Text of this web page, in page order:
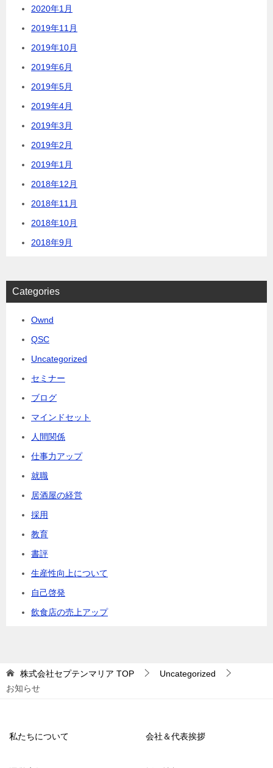
2020年1月
2019年11月
2019年10月
2019年6月
2019年5月
2019年4月
2019年3月
2019年2月
2019年1月
2018年12月
2018年11月
2018年10月
2018年9月
Categories
Ownd
QSC
Uncategorized
セミナー
ブログ
マインドセット
人間関係
仕事力アップ
就職
居酒屋の経営
採用
教育
書評
生産性向上について
自己啓発
飲食店の売上アップ
株式会社セプテンマリア TOP
Uncategorized
お知らせ
私たちについて 会社＆代表挨拶